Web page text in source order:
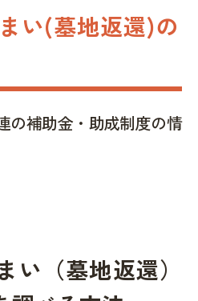
い(墓地返還)の
の補助金・助成制度の情
い（墓地返還）